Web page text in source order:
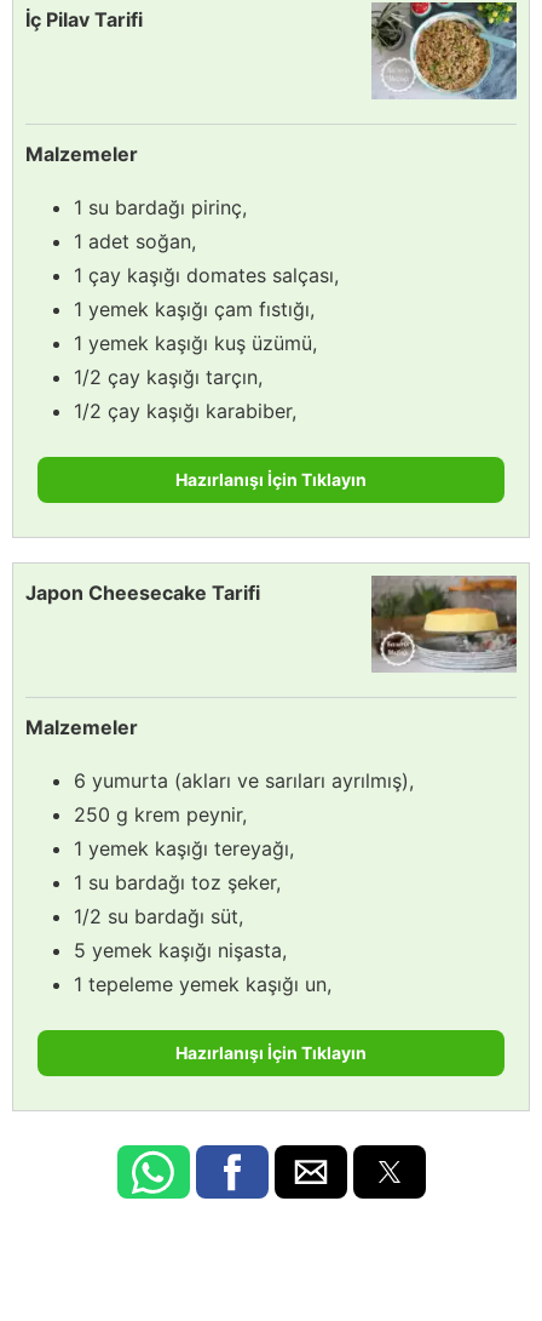
İç Pilav Tarifi
Malzemeler
1 su bardağı pirinç,
1 adet soğan,
1 çay kaşığı domates salçası,
1 yemek kaşığı çam fıstığı,
1 yemek kaşığı kuş üzümü,
1/2 çay kaşığı tarçın,
1/2 çay kaşığı karabiber,
Hazırlanışı İçin Tıklayın
Japon Cheesecake Tarifi
Malzemeler
6 yumurta (akları ve sarıları ayrılmış),
250 g krem peynir,
1 yemek kaşığı tereyağı,
1 su bardağı toz şeker,
1/2 su bardağı süt,
5 yemek kaşığı nişasta,
1 tepeleme yemek kaşığı un,
Hazırlanışı İçin Tıklayın